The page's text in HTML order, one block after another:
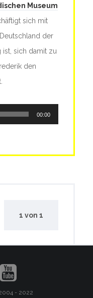
Museum
sich mit
der
ist, sich damit zu
den
00:00
1 von 1
- 2022